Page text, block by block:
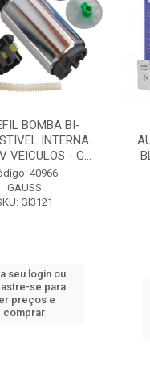
BOMBA BI-
INTERNA
VEICULOS - G...
40966
GAUSS
GI3121
seu login ou
se para
preços e
comprar